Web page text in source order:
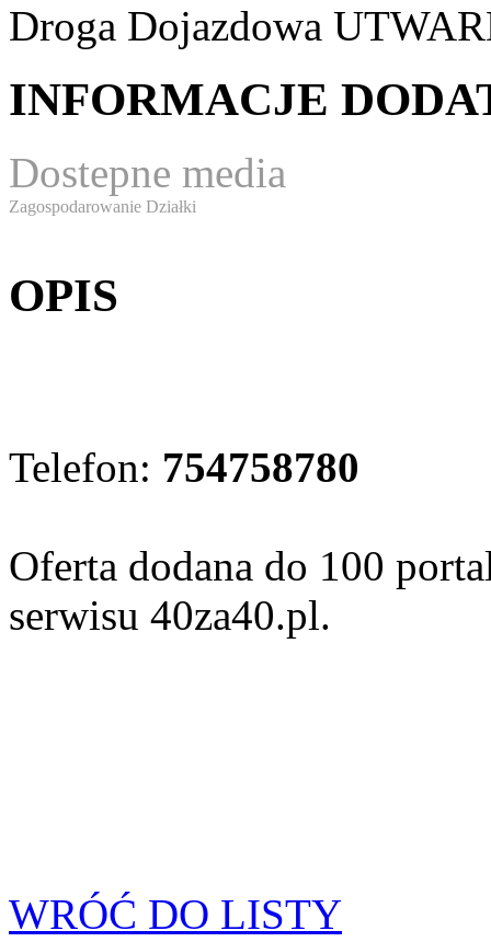
Droga Dojazdowa
INFORMACJE
Dostepne media
Zagospodarowanie Działki
OPIS
Telefon: 754758780
Oferta dodana do 100
serwisu 40za40.pl.
WRÓĆ DO LISTY